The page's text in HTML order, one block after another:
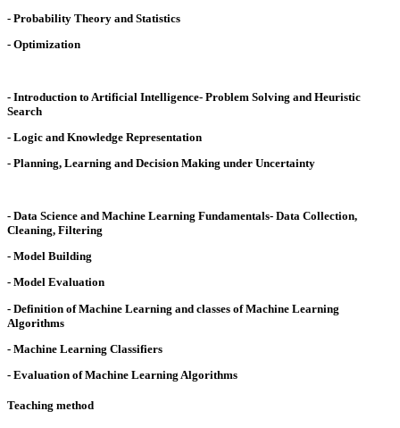
- Probability Theory and Statistics
- Optimization
- Introduction to Artificial Intelligence- Problem Solving and Heuristic
Search
- Logic and Knowledge Representation
- Planning, Learning and Decision Making under Uncertainty
- Data Science and Machine Learning Fundamentals- Data Collection,
Cleaning, Filtering
- Model Building
- Model Evaluation
- Definition of Machine Learning and classes of Machine Learning
Algorithms
- Machine Learning Classifiers
- Evaluation of Machine Learning Algorithms
Teaching method